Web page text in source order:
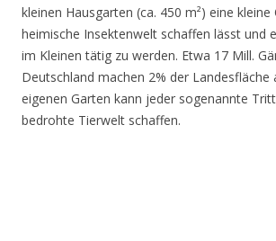
kleinen Hausgarten (ca. 450 m²) eine kleine
heimische Insektenwelt schaffen lässt und
im Kleinen tätig zu werden. Etwa 17 Mill.
Deutschland machen 2% der Landesfläche
eigenen Garten kann jeder sogenannte
bedrohte Tierwelt schaffen.